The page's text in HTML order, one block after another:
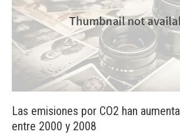
Las emisiones por CO2 han
entre 2000 y 2008